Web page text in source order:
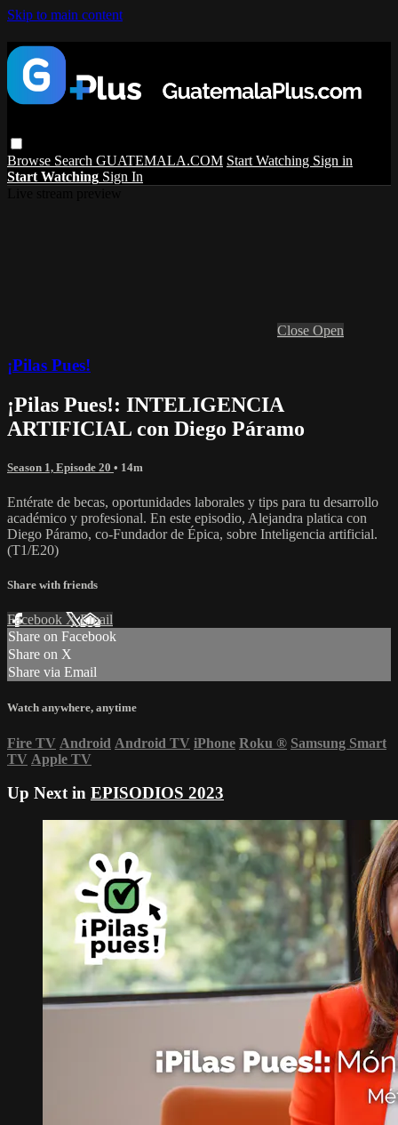
Skip to main content
Browse Search GUATEMALA.COM Start Watching Sign in
Start Watching Sign In
Close Open
¡Pilas Pues!
¡Pilas Pues!: INTELIGENCIA
ARTIFICIAL con Diego Páramo
Season 1, Episode 20 • 14m
Entérate de becas, oportunidades laborales y tips para tu desarrollo
académico y profesional. En este episodio, Alejandra platica con
Diego Páramo, co-Fundador de Épica, sobre Inteligencia artificial.
(T1/E20)
Share with friends
Facebook XEmail
Share on Facebook
Share on X
Share via Email
Watch anywhere, anytime
Fire TV Android Android TV iPhone Roku ® Samsung Smart
TV Apple TV
Up Next in EPISODIOS 2023